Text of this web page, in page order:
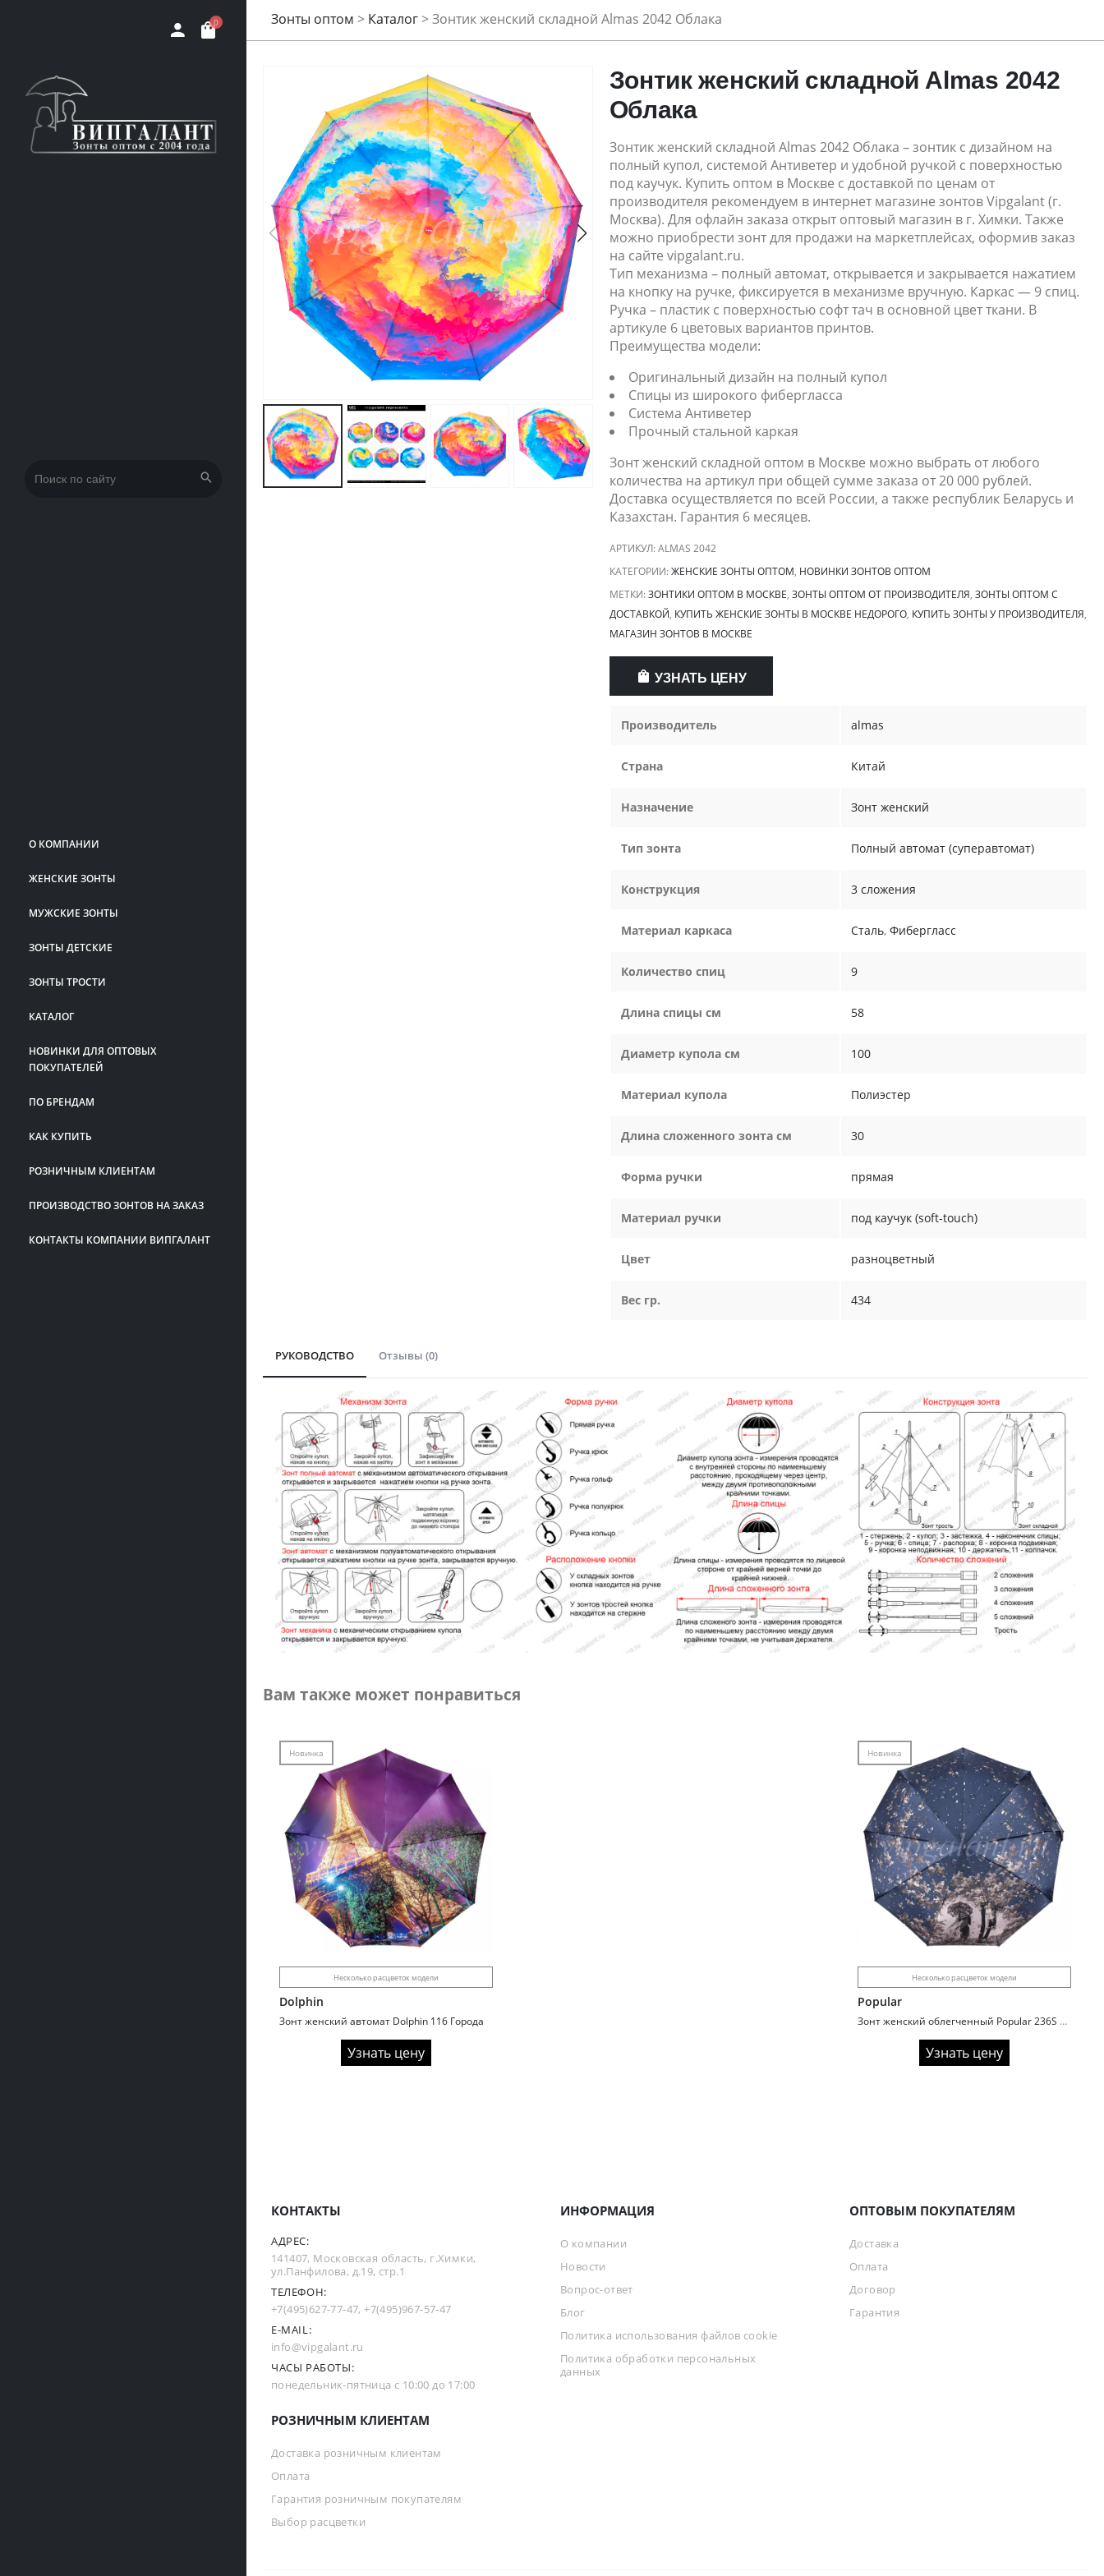
0
Искать:
О КОМПАНИИ
ЖЕНСКИЕ ЗОНТЫ
МУЖСКИЕ ЗОНТЫ
ЗОНТЫ ДЕТСКИЕ
ЗОНТЫ ТРОСТИ
КАТАЛОГ
НОВИНКИ ДЛЯ ОПТОВЫХ
ПОКУПАТЕЛЕЙ
ПО БРЕНДАМ
КАК КУПИТЬ
РОЗНИЧНЫМ КЛИЕНТАМ
ПРОИЗВОДСТВО ЗОНТОВ НА ЗАКАЗ
КОНТАКТЫ КОМПАНИИ ВИПГАЛАНТ
Зонты оптом > Каталог>Зонтик женский складной Almas 2042 Облака
Зонтик женский складной Almas 2042
Облака
Зонтик женский складной Almas 2042 Облака – зонтик с дизайном на
полный купол, системой Антиветер и удобной ручкой с поверхностью
под каучук. Купить оптом в Москве с доставкой по ценам от
производителя рекомендуем в интернет магазине зонтов Vipgalant (г.
Москва). Для офлайн заказа открыт оптовый магазин в г. Химки. Также
можно приобрести зонт для продажи на маркетплейсах, оформив заказ
на сайте vipgalant.ru.
Тип механизма – полный автомат, открывается и закрывается нажатием
на кнопку на ручке, фиксируется в механизме вручную. Каркас — 9 спиц.
Ручка – пластик с поверхностью софт тач в основной цвет ткани. В
артикуле 6 цветовых вариантов принтов.
Преимущества модели:
Оригинальный дизайн на полный купол
Спицы из широкого фибергласса
Система Антиветер
Прочный стальной каркая
Зонт женский складной оптом в Москве можно выбрать от любого
количества на артикул при общей сумме заказа от 20 000 рублей.
Доставка осуществляется по всей России, а также республик Беларусь и
Казахстан. Гарантия 6 месяцев.
АРТИКУЛ:ALMAS 2042
КАТЕГОРИИ:ЖЕНСКИЕ ЗОНТЫ ОПТОМ, НОВИНКИ ЗОНТОВ ОПТОМ
МЕТКИ:ЗОНТИКИ ОПТОМ В МОСКВЕ, ЗОНТЫ ОПТОМ ОТ ПРОИЗВОДИТЕЛЯ, ЗОНТЫ ОПТОМ С
ДОСТАВКОЙ, КУПИТЬ ЖЕНСКИЕ ЗОНТЫ В МОСКВЕ НЕДОРОГО, КУПИТЬ ЗОНТЫ У ПРОИЗВОДИТЕЛЯ,
МАГАЗИН ЗОНТОВ В МОСКВЕ
УЗНАТЬ ЦЕНУ
Производитель almas
Страна Китай
Назначение Зонт женский
Тип зонта Полный автомат (суперавтомат)
Конструкция 3 сложения
Материал каркаса Сталь, Фибергласс
Количество спиц 9
Длина спицы см 58
Диаметр купола см 100
Материал купола Полиэстер
Длина сложенного зонта см 30
Форма ручки прямая
Материал ручки под каучук (soft-touch)
Цвет разноцветный
Вес гр. 434
РУКОВОДСТВО Отзывы (0)
Вам также может понравиться
Новинка
Несколько расцветок модели
Dolphin
Зонт женский автомат Dolphin 116 Города
Узнать цену
Новинка
Несколько расцветок модели
Popular
Зонт женский облегченный Popular 236S Elegance
Узнать цену
КОНТАКТЫ
АДРЕС:
141407, Московская область, г.Химки,
ул.Панфилова, д.19, стр.1
ТЕЛЕФОН:
+7(495)627-77-47,+7(495)967-57-47
E-MAIL:
info@vipgalant.ru
ЧАСЫ РАБОТЫ:
понедельник-пятница с 10:00 до 17:00
ИНФОРМАЦИЯ
О компании
Новости
Вопрос-ответ
Блог
Политика использования файлов cookie
Политика обработки персональных
данных
ОПТОВЫМ ПОКУПАТЕЛЯМ
Доставка
Оплата
Договор
Гарантия
РОЗНИЧНЫМ КЛИЕНТАМ
Доставка розничным клиентам
Оплата
Гарантия розничным покупателям
Выбор расцветки